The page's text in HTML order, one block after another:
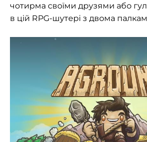
чотирма своїми друзями або
в цій RPG-шутері з двома